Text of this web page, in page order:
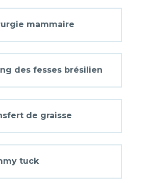
mammaire
des fesses brésilien
de graisse
tuck